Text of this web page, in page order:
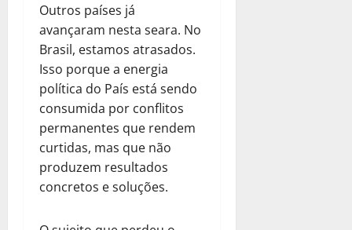
Outros países já
avançaram nesta seara. No
Brasil, estamos atrasados.
Isso porque a energia
política do País está sendo
consumida por conflitos
permanentes que rendem
curtidas, mas que não
produzem resultados
concretos e soluções.